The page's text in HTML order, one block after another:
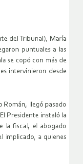
del Tribunal), María
puntuales a las
se copó con más de
intervinieron desde
Román, llegó pasado
Presidente instaló la
la fiscal, el abogado
implicado, a quienes